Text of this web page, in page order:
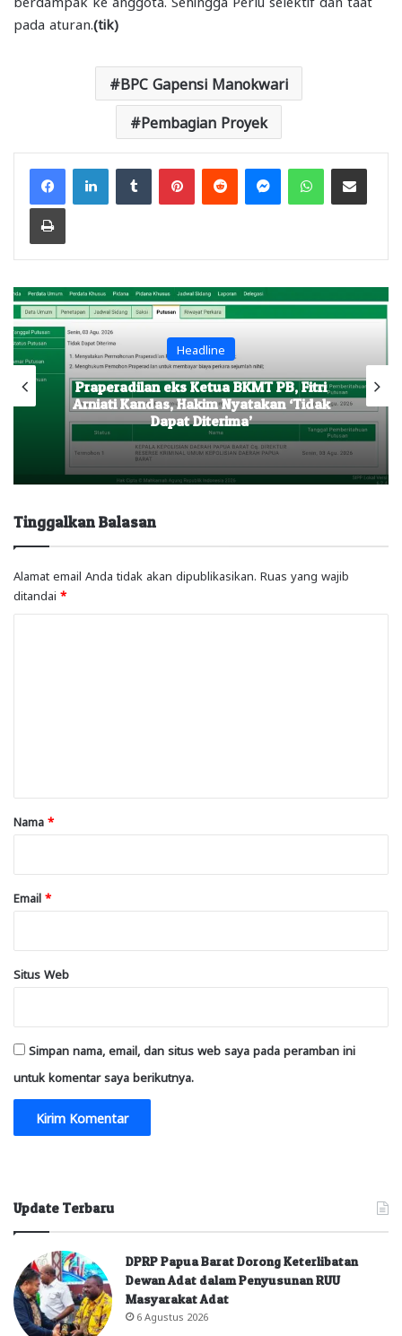
pada aturan. (tik)
BPC Gapensi Manokwari
Pembagian Proyek
FacebookLinkedInTumblr PinterestReddit MessengerWhatsAppShare via Email
Print
Headline
Praperadilan eks Ketua BKMT PB, Fitri
Arniati Kandas, Hakim Nyatakan ‘Tidak
Dapat Diterima’
Tinggalkan Balasan
Alamat email Anda tidak akan dipublikasikan. Ruas yang wajib
ditandai *
rNama *
Email *
Situs Web
Simpan nama, email, dan situs web saya pada peramban ini
untuk komentar saya berikutnya.
Update Terbaru
DPRP Papua Barat Dorong Keterlibatan
Dewan Adat dalam Penyusunan RUU
Masyarakat Adat
6 Agustus 2026